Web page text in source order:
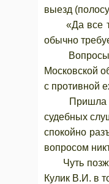
выезд
«Да все
обычно
Вопросы
Московской
с противной
Пришла
судебных
спокойно
вопросом
Чуть позже
Кулик В.И. в